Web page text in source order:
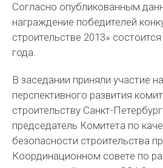
Согласно опубликованным
награждение победителей
строительстве 2013»
года.
В заседании приняли участие
перспективного развития
строительству Санкт-
председатель Комитета по
безопасности строительства
Координационном совете по